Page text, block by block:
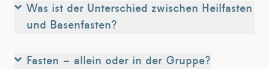
Was ist der Unterschied zwischen Heilfasten
und Basenfasten?
Fasten – allein oder in der Gruppe?